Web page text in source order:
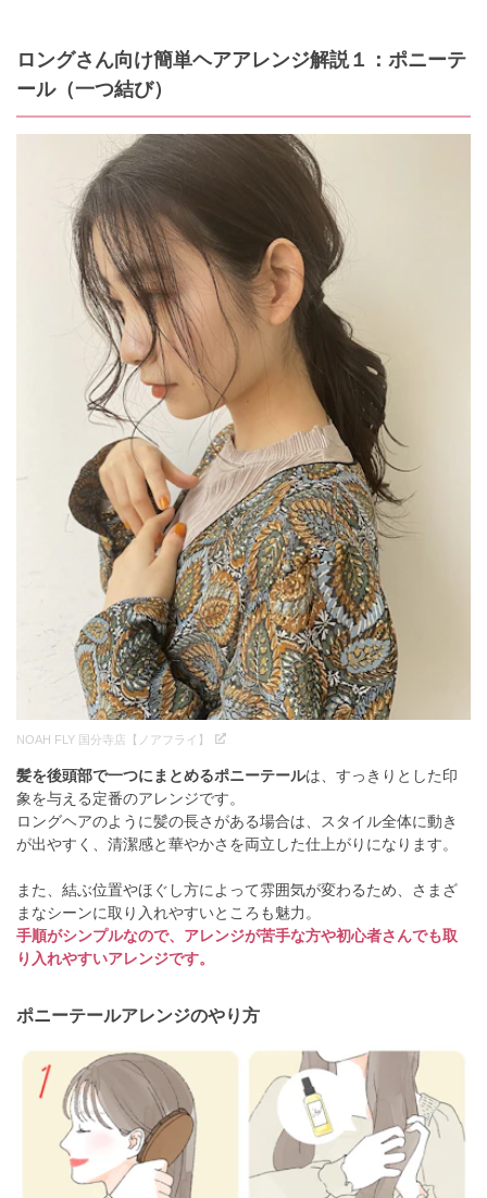
ロングさん向け簡単ヘアアレンジ解説１：ポニーテ
ール（一つ結び）
NOAH FLY 国分寺店【ノアフライ】
髪を後頭部で一つにまとめるポニーテールは、すっきりとした印
象を与える定番のアレンジです。
ロングヘアのように髪の長さがある場合は、スタイル全体に動き
が出やすく、清潔感と華やかさを両立した仕上がりになります。
また、結ぶ位置やほぐし方によって雰囲気が変わるため、さまざ
まなシーンに取り入れやすいところも魅力。
手順がシンプルなので、アレンジが苦手な方や初心者さんでも取
り入れやすいアレンジです。
ポニーテールアレンジのやり方